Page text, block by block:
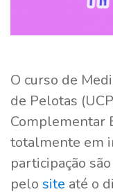
O curso de
de Pelotas
Complementar
totalmente em
participação
pelo site até o